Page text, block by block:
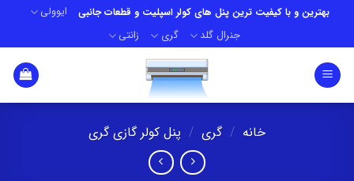
content
بهترین و با کیفیت ترین پنل های کولر اسپلیت و قطعات جانبی
ایوولی
جنرال گلد
گری زانتی
خانه / گری / پنل کولر گازی گری